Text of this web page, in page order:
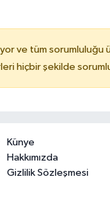
ve tüm sorumluluğu
hiçbir şekilde
Künye
Hakkımızda
Gizlilik Sözleşmesi